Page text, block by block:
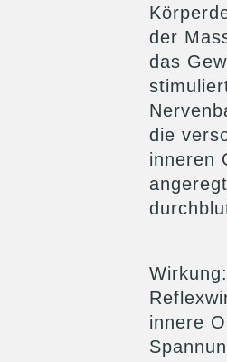
der
das
die
inneren
Wirkung:
innere